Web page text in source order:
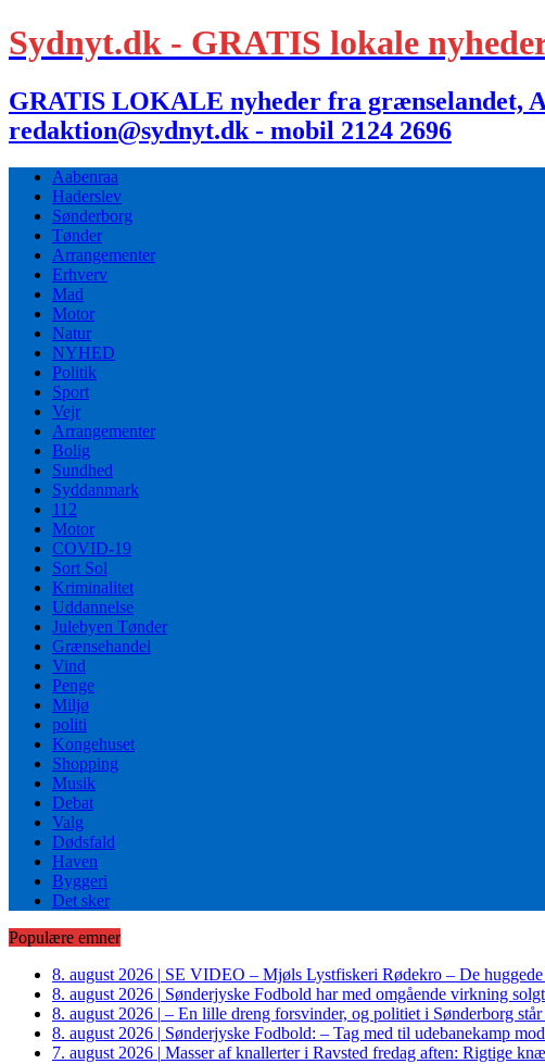
Sydnyt.dk - GRATIS lokale
GRATIS LOKALE nyheder fra grænselandet,
redaktion@sydnyt.dk - mobil 2124 2696
Aabenraa
Haderslev
Sønderborg
Tønder
Arrangementer
Erhverv
Mad
Motor
Natur
NYHED
Politik
Sport
Vejr
Arrangementer
Bolig
Sundhed
Syddanmark
112
Motor
COVID-19
Sort Sol
Kriminalitet
Uddannelse
Julebyen Tønder
Grænsehandel
Vind
Penge
Miljø
politi
Kongehuset
Shopping
Musik
Debat
Valg
Dødsfald
Haven
Byggeri
Det sker
Populære emner
8. august 2026 | SE VIDEO – Mjøls Lystfiskeri Rødekro – De
8. august 2026 | Sønderjyske Fodbold har med omgående virkning
8. august 2026 | – En lille dreng forsvinder, og politiet i Sønderborg
8. august 2026 | Sønderjyske Fodbold: – Tag med til udebanekamp
7. august 2026 | Masser af knallerter i Ravsted fredag aften: Rigtige